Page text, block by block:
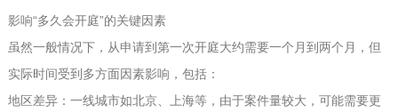
影响“多久会开庭”的关键因素
虽然一般情况下，从申请到第一次开庭大约需要一个月到两个月，但
实际时间受到多方面因素影响，包括：
地区差异：一线城市如北京、上海等，由于案件量较大，可能需要更